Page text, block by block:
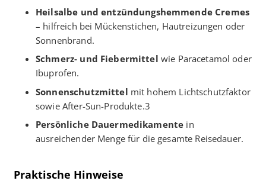
Heilsalbe und entzündungshemmende Cremes
– hilfreich bei Mückenstichen, Hautreizungen oder
Sonnenbrand.
Schmerz- und Fiebermittel wie Paracetamol oder
Ibuprofen.
Sonnenschutzmittel mit hohem Lichtschutzfaktor
sowie After-Sun-Produkte.3
Persönliche Dauermedikamente in
ausreichender Menge für die gesamte Reisedauer.
Praktische Hinweise